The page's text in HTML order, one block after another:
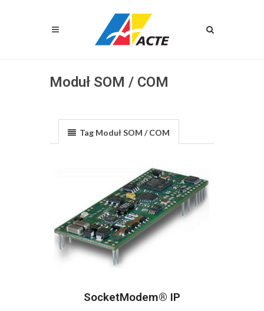
Moduł SOM / COM
Tag Moduł SOM / COM
SocketModem® IP